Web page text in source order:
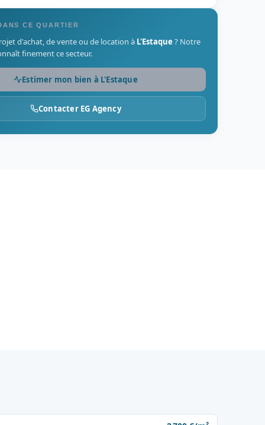
CE QUARTIER
d'achat, de vente ou de location à L'Estaque ? Notre
finement ce secteur.
Estimer mon bien à L'Estaque
Contacter EG Agency